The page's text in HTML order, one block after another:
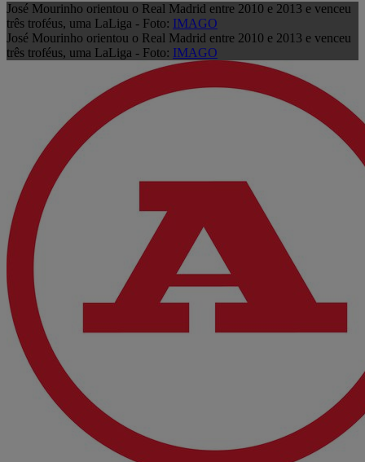
José Mourinho orientou o Real Madrid entre 2010 e 2013 e venceu
três troféus, uma LaLiga - Foto: IMAGO
José Mourinho orientou o Real Madrid entre 2010 e 2013 e venceu
três troféus, uma LaLiga - Foto: IMAGO